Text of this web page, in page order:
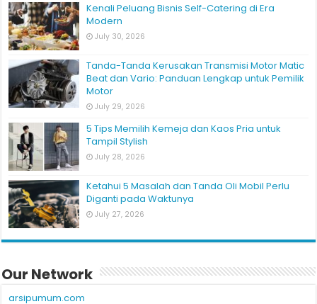
Kenali Peluang Bisnis Self-Catering di Era
Modern
July 30, 2026
Tanda-Tanda Kerusakan Transmisi Motor Matic
Beat dan Vario: Panduan Lengkap untuk Pemilik
Motor
July 29, 2026
5 Tips Memilih Kemeja dan Kaos Pria untuk
Tampil Stylish
July 28, 2026
Ketahui 5 Masalah dan Tanda Oli Mobil Perlu
Diganti pada Waktunya
July 27, 2026
Our Network
arsipumum.com